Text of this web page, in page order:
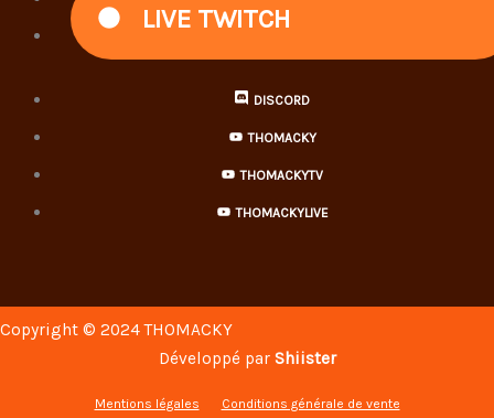
LIVE TWITCH
DISCORD
THOMACKY
THOMACKYTV
THOMACKYLIVE
Copyright © 2024 THOMACKY
Développé par Shiister
Mentions légales
Conditions générale de vente